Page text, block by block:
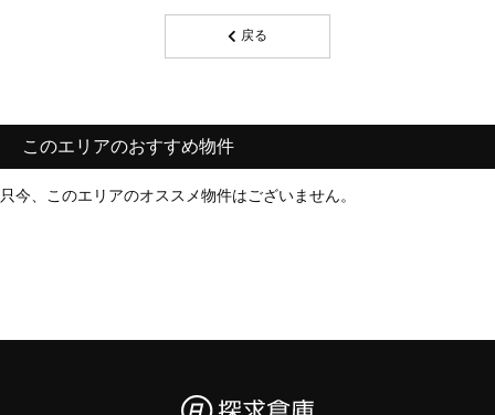
戻る
このエリアのおすすめ物件
只今、このエリアのオススメ物件はございません。